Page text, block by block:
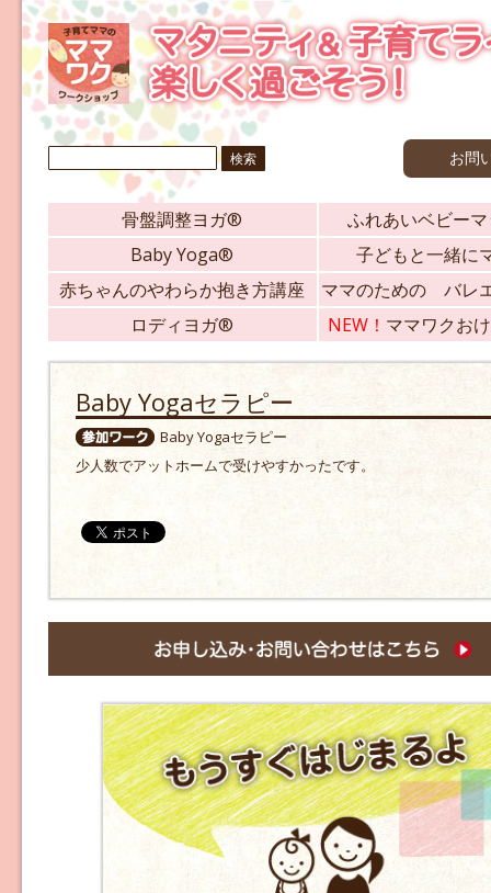
検
索: お問
骨盤調整ヨガ®
ふれあいベビー
Baby Yoga®
子どもと一緒に
赤ちゃんのやわらか抱き方講座
ママのための バレ
ロディヨガ®
NEW！ ママワクお
Baby Yogaセラピー
Baby Yogaセラピー
少人数でアットホームで受けやすかったです。